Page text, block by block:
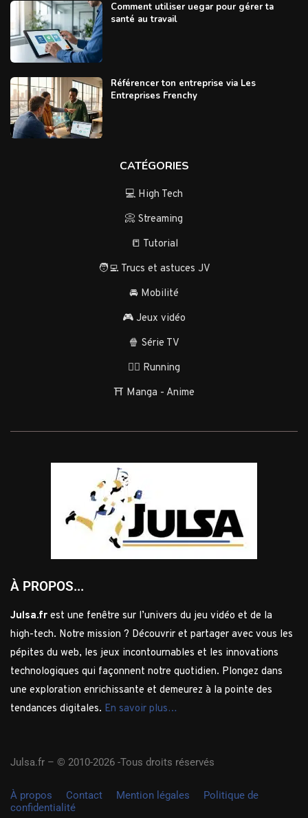
Comment utiliser uegar pour gérer ta
santé au travail
Référencer ton entreprise via Les
Entreprises Frenchy
CATÉGORIES
💻 High Tech
📀 Streaming
📒 Tutorial
🧑‍💻 Trucs et astuces JV
🚘 Mobilité
🎮 Jeux vidéo
🍿 Série TV
🏃‍♂️ Running
⛩️ Manga - Anime
À PROPOS...
Julsa.fr est une fenêtre sur l’univers du jeu vidéo et de la
high-tech. Notre mission ? Découvrir et partager avec vous les
pépites du web, les jeux incontournables et les innovations
technologiques qui façonnent notre quotidien. Plongez dans
une exploration enrichissante et demeurez à la pointe des
tendances digitales. En savoir plus…
Julsa.fr – © 2010-2026 -Tous droits réservés
À propos Contact Mention légales
Politique de
confidentialité